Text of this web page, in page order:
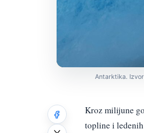
Antarktika.
Kroz milijune
topline i